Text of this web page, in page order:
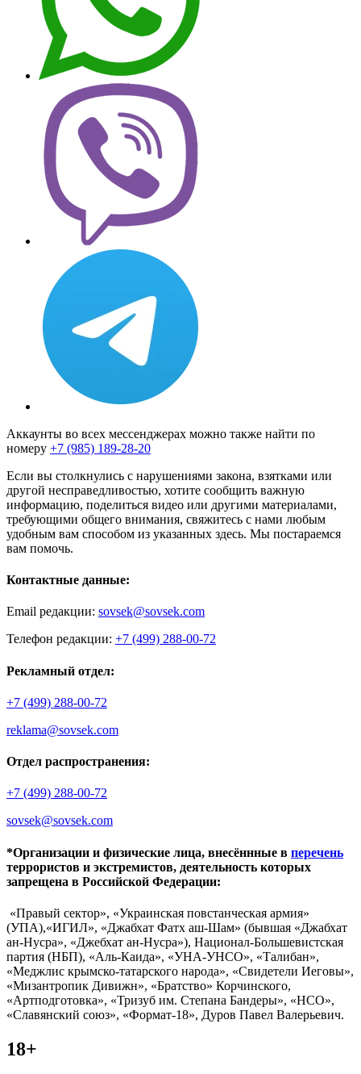
Аккаунты во всех мессенджерах можно также найти по
номеру +7 (985) 189-28-20
Если вы столкнулись с нарушениями закона, взятками или
другой несправедливостью, хотите сообщить важную
информацию, поделиться видео или другими материалами,
требующими общего внимания, свяжитесь с нами любым
удобным вам способом из указанных здесь. Мы постараемся
вам помочь.
Контактные данные:
Email редакции: sovsek@sovsek.com
Телефон редакции: +7 (499) 288-00-72
Рекламный отдел:
+7 (499) 288-00-72
reklama@sovsek.com
Отдел распространения:
+7 (499) 288-00-72
sovsek@sovsek.com
*Организации и физические лица, внесённные в перечень
террористов и экстремистов, деятельность которых
запрещена в Российской Федерации:
«Правый сектор», «Украинская повстанческая армия»
(УПА),«ИГИЛ», «Джабхат Фатх аш-Шам» (бывшая «Джабхат
ан-Нусра», «Джебхат ан-Нусра»), Национал-Большевистская
партия (НБП), «Аль-Каида», «УНА-УНСО», «Талибан»,
«Меджлис крымско-татарского народа», «Свидетели Иеговы»,
«Мизантропик Дивижн», «Братство» Корчинского,
«Артподготовка», «Тризуб им. Степана Бандеры», «НСО»,
«Славянский союз», «Формат-18», Дуров Павел Валерьевич.
18+